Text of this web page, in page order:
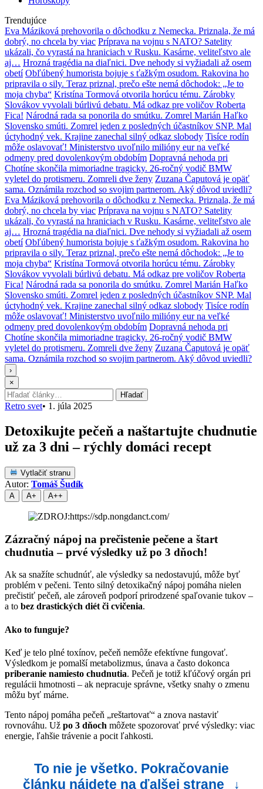
Trendujúce
Eva Máziková prehovorila o dôchodku z Nemecka. Priznala, že má
dobrý, no chcela by viac Príprava na vojnu s NATO? Satelity
ukázali, čo vyrastá na hraniciach v Rusku. Kasárne, veliteľstvo ale
aj… Hrozná tragédia na diaľnici. Dve nehody si vyžiadali až osem
obetí Obľúbený humorista bojuje s ťažkým osudom. Rakovina ho
pripravila o sily. Teraz priznal, prečo ešte nemá dôchodok: „Je to
moja chyba“ Kristína Tormová otvorila horúcu tému. Zárobky
Slovákov vyvolali búrlivú debatu. Má odkaz pre voličov Roberta
Fica! Národná rada sa ponorila do smútku. Zomrel Marián Haľko
Slovensko smúti. Zomrel jeden z posledných účastníkov SNP. Mal
úctyhodný vek. Krajine zanechal silný odkaz slobody Tisíce rodín
môže oslavovať! Ministerstvo uvoľnilo milióny eur na veľké
odmeny pred dovolenkovým obdobím Dopravná nehoda pri
Chotíne skončila mimoriadne tragicky. 26-ročný vodič BMW
vyletel do protismeru. Zomreli dve ženy Zuzana Čaputová je opäť
sama. Oznámila rozchod so svojim partnerom. Aký dôvod uviedli?
Eva Máziková prehovorila o dôchodku z Nemecka. Priznala, že má
dobrý, no chcela by viac Príprava na vojnu s NATO? Satelity
ukázali, čo vyrastá na hraniciach v Rusku. Kasárne, veliteľstvo ale
aj… Hrozná tragédia na diaľnici. Dve nehody si vyžiadali až osem
obetí Obľúbený humorista bojuje s ťažkým osudom. Rakovina ho
pripravila o sily. Teraz priznal, prečo ešte nemá dôchodok: „Je to
moja chyba“ Kristína Tormová otvorila horúcu tému. Zárobky
Slovákov vyvolali búrlivú debatu. Má odkaz pre voličov Roberta
Fica! Národná rada sa ponorila do smútku. Zomrel Marián Haľko
Slovensko smúti. Zomrel jeden z posledných účastníkov SNP. Mal
úctyhodný vek. Krajine zanechal silný odkaz slobody Tisíce rodín
môže oslavovať! Ministerstvo uvoľnilo milióny eur na veľké
odmeny pred dovolenkovým obdobím Dopravná nehoda pri
Chotíne skončila mimoriadne tragicky. 26-ročný vodič BMW
vyletel do protismeru. Zomreli dve ženy Zuzana Čaputová je opäť
sama. Oznámila rozchod so svojim partnerom. Aký dôvod uviedli?
›
×
Hľadať: Hľadať
Retro svet• 1. júla 2025
Detoxikujte pečeň a naštartujte chudnutie
už za 3 dni – rýchly domáci recept
Vytlačiť stranu
Autor: Tomáš Šudík
A A+ A++
Zázračný nápoj na prečistenie pečene a štart
chudnutia – prvé výsledky už po 3 dňoch!
Ak sa snažíte schudnúť, ale výsledky sa nedostavujú, môže byť
problém v pečeni. Tento silný detoxikačný nápoj pomáha nielen
prečistiť pečeň, ale zároveň podporí prirodzené spaľovanie tukov –
a to bez drastických diét či cvičenia.
Ako to funguje?
Keď je telo plné toxínov, pečeň nemôže efektívne fungovať.
Výsledkom je pomalší metabolizmus, únava a často dokonca
priberanie namiesto chudnutia. Pečeň je totiž kľúčový orgán pri
regulácii hmotnosti – ak nepracuje správne, všetky snahy o zmenu
môžu byť márne.
Tento nápoj pomáha pečeň „reštartovať“ a znova nastaviť
rovnováhu. Už po 3 dňoch môžete spozorovať prvé výsledky: viac
energie, ľahšie trávenie a pocit ľahkosti.
To nie je všetko. Pokračovanie
článku nájdete na ďalšej strane
↓